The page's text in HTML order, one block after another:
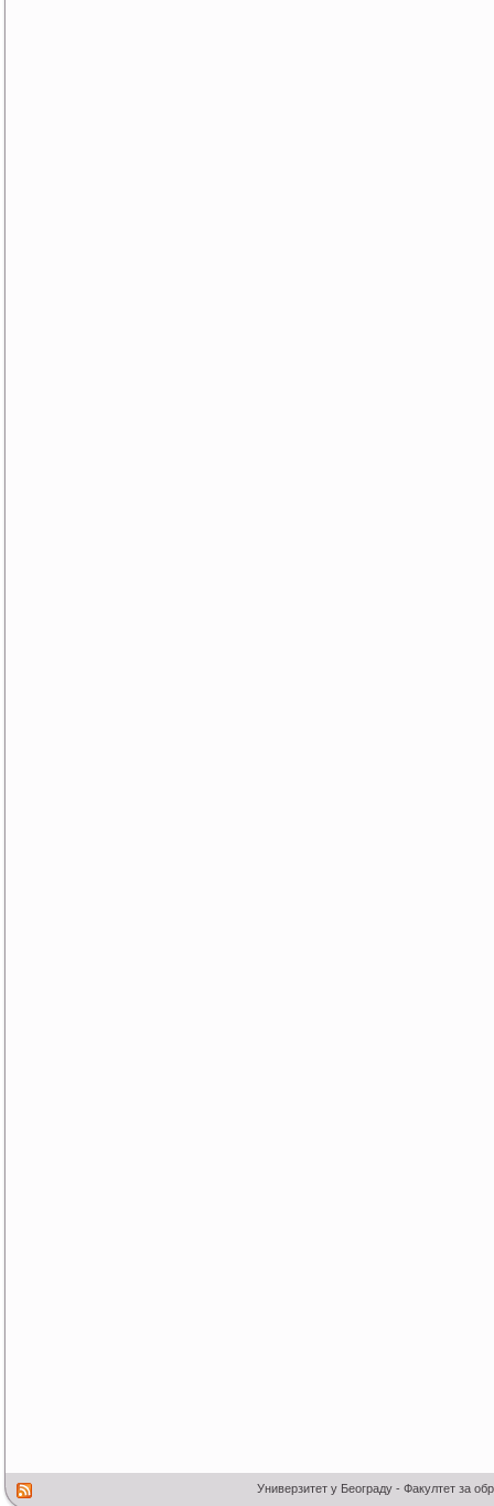
Универзитет у Београду - Факултет за